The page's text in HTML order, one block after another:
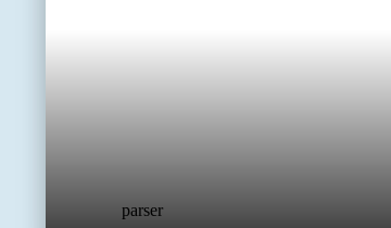
parser